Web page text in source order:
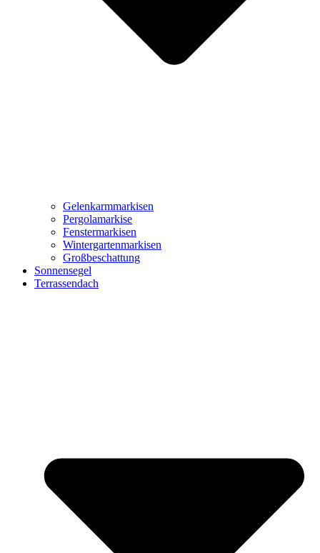
Gelenkarmmarkisen
Pergolamarkise
Fenstermarkisen
Wintergartenmarkisen
Großbeschattung
Sonnensegel
Terrassendach